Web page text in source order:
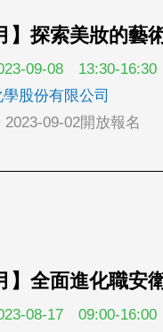
】探索美妝的藝
09-08 13:30-16:30
股份有限公司
2023-09-02開放報名
】全面進化職安
08-17 09:00-16:00